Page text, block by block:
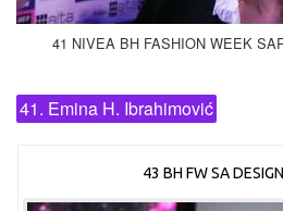
41 NIVEA BH FASHION WEEK
41. Emina H. Ibrahimović
43 BH FW SA